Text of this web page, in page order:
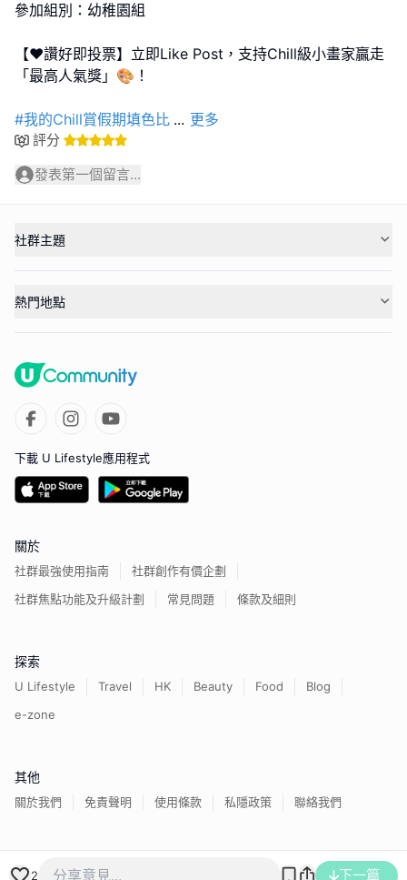
參加組別：幼稚園組
【❤️讚好即投票】立即Like Post，支持Chill級小畫家贏走
「最高人氣獎」🎨！
#我的Chill賞假期填色比 ... 更多
評分
發表第一個留言...
2 下一篇
社群主題
熱門地點
下載 U Lifestyle應用程式
關於
社群最強使用指南
社群創作有價企劃
社群焦點功能及升級計劃
常見問題 條款及細則
探索
U Lifestyle Travel HK Beauty Food
Blog
e-zone
其他
關於我們 免責聲明 使用條款 私隱政策 聯絡我們
香港經濟日報版權所有©